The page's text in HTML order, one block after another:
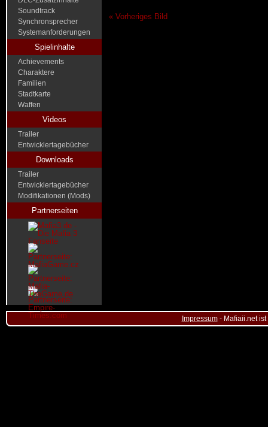
Soundtrack
Synchronsprecher
Systemanforderungen
Spielinhalte
Achievements
Charaktere
Familien
Stadtkarte
Waffen
Videos
Trailer
Entwicklertagebücher
Downloads
Trailer
Entwicklertagebücher
Modifikationen (Mods)
Partnerseiten
« Vorheriges Bild
Impressum- Mafiaii.net ist